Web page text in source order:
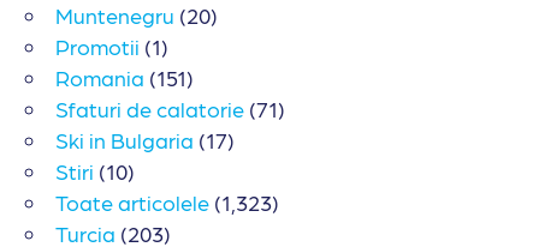
Muntenegru (20)
Promotii (1)
Romania (151)
Sfaturi de calatorie (71)
Ski in Bulgaria (17)
Stiri (10)
Toate articolele (1,323)
Turcia (203)